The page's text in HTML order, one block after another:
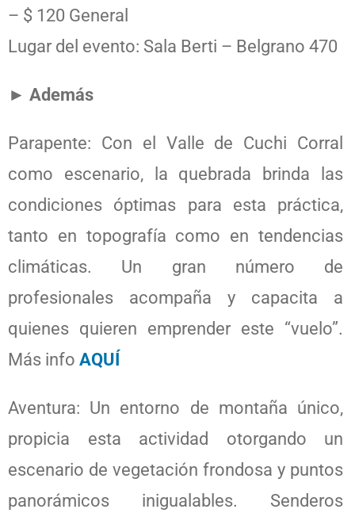
– $ 120 General
Lugar del evento: Sala Berti – Belgrano 470
► Además
Parapente: Con el Valle de Cuchi Corral
como escenario, la quebrada brinda las
condiciones óptimas para esta práctica,
tanto en topografía como en tendencias
climáticas. Un gran número de
profesionales acompaña y capacita a
quienes quieren emprender este “vuelo”.
Más info AQUÍ
Aventura: Un entorno de montaña único,
propicia esta actividad otorgando un
escenario de vegetación frondosa y puntos
panorámicos inigualables. Senderos